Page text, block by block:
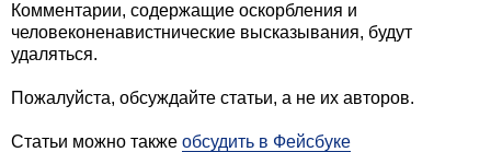
Комментарии, содержащие оскорбления и
человеконенавистнические высказывания, будут
удаляться.
Пожалуйста, обсуждайте статьи, а не их авторов.
Статьи можно также обсудить в Фейсбуке